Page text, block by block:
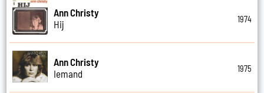
Ann Christy
Hij
1974
Ann Christy
Iemand
1975